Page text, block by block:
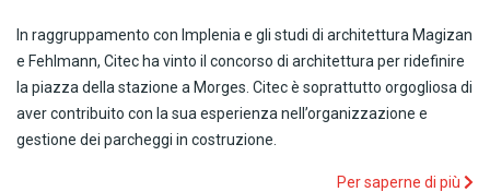
In raggruppamento con Implenia e gli studi di architettura Magizan
e Fehlmann, Citec ha vinto il concorso di architettura per ridefinire
la piazza della stazione a Morges. Citec è soprattutto orgogliosa di
aver contribuito con la sua esperienza nell’organizzazione e
gestione dei parcheggi in costruzione.
Per saperne di più